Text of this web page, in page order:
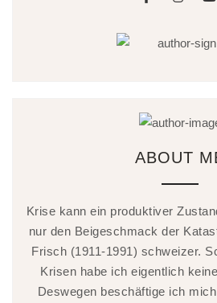
ABOUT
Krise kann ein produktiver
nur den Beigeschmack der
Frisch (1911-1991) schweizer.
Krisen habe ich eigentlich
Deswegen beschäftige ich